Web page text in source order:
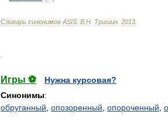
Словарь синонимов ASIS В Н Тришин 2013
Игры ⚽
Нужна курсовая?
Синонимы:
обруганный опозоренный опороченный